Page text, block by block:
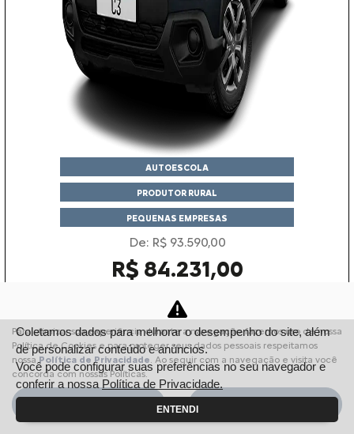
AUTOESCOLA
PRODUTOR RURAL
PEQUENAS EMPRESAS
De: R$ 93.590,00
R$ 84.231,00
Garanta o seu
C3
XTR 1.0 MT 2026
Para otimizar sua experiência durante a navegação, fazemos uso de nossa
Política de Cookies e para proteger seus dados pessoais respeitamos
nossaPolítica de Privacidade. Ao seguir com a navegação e visita você
concorda com nossas Políticas.
Coletamos dados para melhorar o desempenho do site, além
de personalizar conteúdo e anúncios.
Você pode configurar suas preferências no seu navegador e
conferir a nossa Política de Privacidade.
ENTENDI